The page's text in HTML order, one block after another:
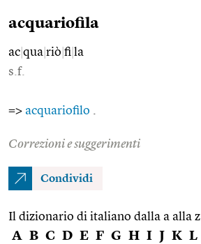
acquariofila
ac qua riò fi la
s.f.
=> acquariofilo
Correzioni e suggerimenti
Condividi
Il dizionario di italiano dalla a alla z
A B C D E F G H I J K L